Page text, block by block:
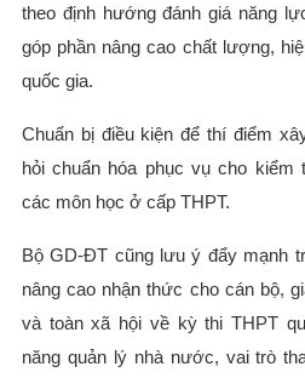
theo định hướng đánh giá năng
góp phần nâng cao chất lượng,
quốc gia.
Chuẩn bị điều kiện để thí điểm
hỏi chuẩn hóa phục vụ cho kiểm
các môn học ở cấp THPT.
Bộ GD-ĐT cũng lưu ý đẩy mạnh
nâng cao nhận thức cho cán bộ,
và toàn xã hội về kỳ thi THPT
năng quản lý nhà nước, vai trò